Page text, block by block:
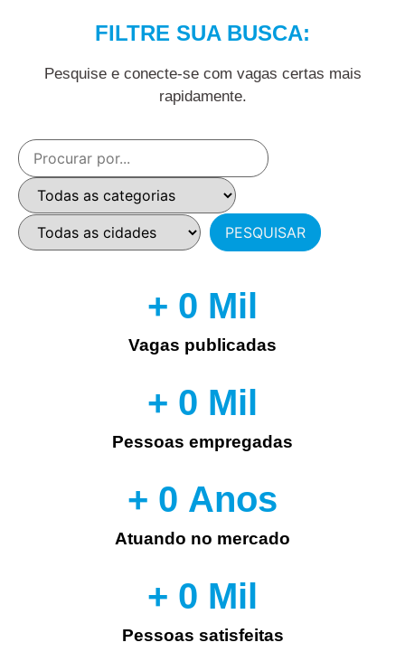
FILTRE SUA BUSCA:
Pesquise e conecte-se com vagas certas mais
rapidamente.
Vagas publicadas
+ 0 Mil
Pessoas empregadas
+ 0 Mil
Atuando no mercado
+ 0 Anos
Pessoas satisfeitas
+ 0 Mil